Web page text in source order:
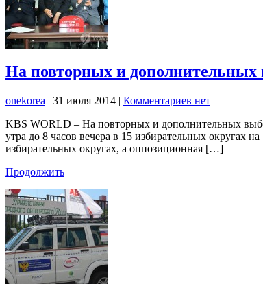
На повторных и дополнительных
onekorea | 31 июля 2014 | Комментариев нет
KBS WORLD – На повторных и дополнительных
утра до 8 часов вечера в 15 избирательных округах
избирательных округах, а оппозиционная […]
Продолжить